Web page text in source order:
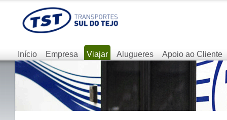
Início Empresa Viajar Alugueres Apoio ao Cliente